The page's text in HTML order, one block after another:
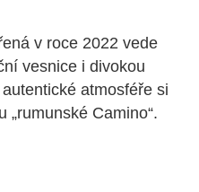
v roce 2022 vede
vesnice i divokou
atmosféře si
„rumunské Camino“.